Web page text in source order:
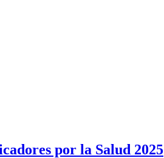
por la Salud 2025